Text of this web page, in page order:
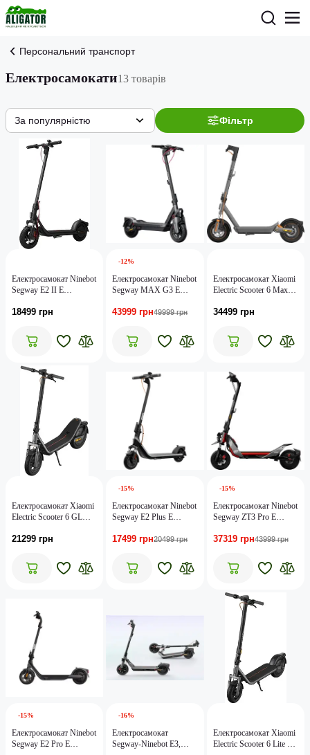
Персональний транспорт
Електросамокати13 товарів
Фільтр
За популярністю
Електросамокат Ninebot
Segway E2 II E
18499 грн
-12%
Електросамокат Ninebot
Segway MAX G3 E
43999 грн49999 грн
Електросамокат Xiaomi
Electric Scooter 6 Max
34499 грн
Електросамокат Xiaomi
Electric Scooter 6 GL
21299 грн
-15%
Електросамокат Ninebot
Segway E2 Plus E
17499 грн20499 грн
-15%
Електросамокат Ninebot
Segway ZT3 Pro E
37319 грн43999 грн
-15%
Електросамокат Ninebot
Segway E2 Pro E
-16%
Електросамокат
Segway-Ninebot E3,
Електросамокат Xiaomi
Electric Scooter 6 Lite GL